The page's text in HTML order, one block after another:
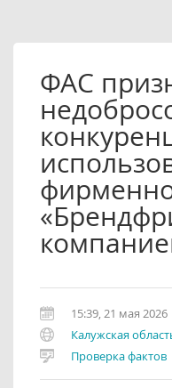
ФАС
15:39, 21 мая 2026
Калужская
Проверка фактов